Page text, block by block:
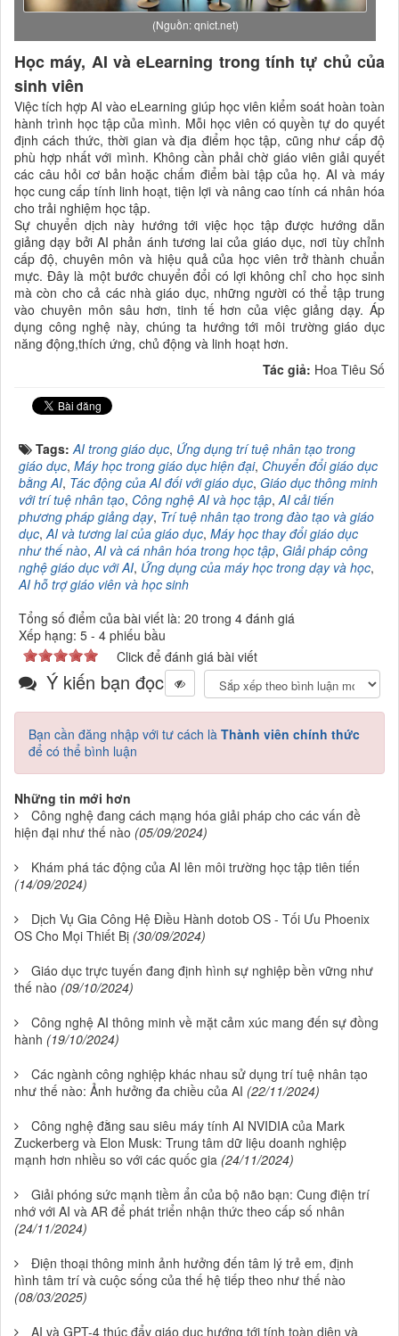
(Nguồn: qnict.net)
Học máy, AI và eLearning trong tính tự chủ của
sinh viên
Việc tích hợp AI vào eLearning giúp học viên kiểm soát hoàn toàn
hành trình học tập của mình. Mỗi học viên có quyền tự do quyết
định cách thức, thời gian và địa điểm học tập, cũng như cấp độ
phù hợp nhất với mình. Không cần phải chờ giáo viên giải quyết
các câu hỏi cơ bản hoặc chấm điểm bài tập của họ. AI và máy
học cung cấp tính linh hoạt, tiện lợi và nâng cao tính cá nhân hóa
cho trải nghiệm học tập.
Sự chuyển dịch này hướng tới việc học tập được hướng dẫn
giảng dạy bởi AI phản ánh tương lai của giáo dục, nơi tùy chỉnh
cấp độ, chuyên môn và hiệu quả của học viên trở thành chuẩn
mực. Đây là một bước chuyển đổi có lợi không chỉ cho học sinh
mà còn cho cả các nhà giáo dục, những người có thể tập trung
vào chuyên môn sâu hơn, tinh tế hơn của việc giảng dạy. Áp
dụng công nghệ này, chúng ta hướng tới môi trường giáo dục
năng động,thích ứng, chủ động và linh hoạt hơn.
Tác giả: Hoa Tiêu Số
Tags:AI trong giáo dục, Ứng dụng trí tuệ nhân tạo trong
giáo dục, Máy học trong giáo dục hiện đại, Chuyển đổi giáo dục
bằng AI, Tác động của AI đối với giáo dục, Giáo dục thông minh
với trí tuệ nhân tạo, Công nghệ AI và học tập,AI cải tiến
phương pháp giảng dạy, Trí tuệ nhân tạo trong đào tạo và giáo
dục,AI và tương lai của giáo dục, Máy học thay đổi giáo dục
như thế nào,AI và cá nhân hóa trong học tập, Giải pháp công
nghệ giáo dục với AI, Ứng dụng của máy học trong dạy và học,
AI hỗ trợ giáo viên và học sinh
Tổng số điểm của bài viết là: 20 trong 4 đánh giá
Xếp hạng: 5 - 4 phiếu bầu
Click để đánh giá bài viết
Ý kiến bạn đọc
Bạn cần đăng nhập với tư cách là Thành viên chính thức
để có thể bình luận
Những tin mới hơn
Công nghệ đang cách mạng hóa giải pháp cho các vấn đề
hiện đại như thế nào (05/09/2024)
Khám phá tác động của AI lên môi trường học tập tiên tiến
(14/09/2024)
Dịch Vụ Gia Công Hệ Điều Hành dotob OS - Tối Ưu Phoenix
OS Cho Mọi Thiết Bị (30/09/2024)
Giáo dục trực tuyến đang định hình sự nghiệp bền vững như
thế nào (09/10/2024)
Công nghệ AI thông minh về mặt cảm xúc mang đến sự đồng
hành (19/10/2024)
Các ngành công nghiệp khác nhau sử dụng trí tuệ nhân tạo
như thế nào: Ảnh hưởng đa chiều của AI (22/11/2024)
Công nghệ đằng sau siêu máy tính AI NVIDIA của Mark
Zuckerberg và Elon Musk: Trung tâm dữ liệu doanh nghiệp
mạnh hơn nhiều so với các quốc gia (24/11/2024)
Giải phóng sức mạnh tiềm ẩn của bộ não bạn: Cung điện trí
nhớ với AI và AR để phát triển nhận thức theo cấp số nhân
(24/11/2024)
Điện thoại thông minh ảnh hưởng đến tâm lý trẻ em, định
hình tâm trí và cuộc sống của thế hệ tiếp theo như thế nào
(08/03/2025)
AI và GPT-4 thúc đẩy giáo dục hướng tới tính toàn diện và